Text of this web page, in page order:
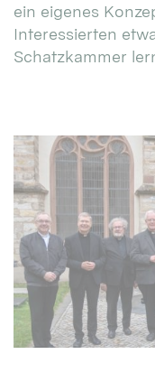
ein eigenes
Interessierten
Schatzkammer